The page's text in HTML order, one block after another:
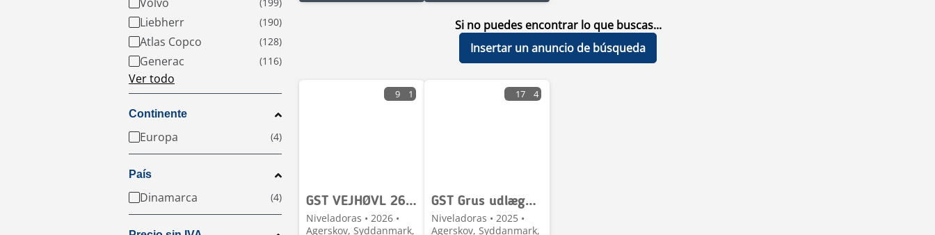
Liebherr
Atlas Copco
Generac
Ver todo
Continente
Europa
País
Dinamarca
Si no puedes encontrar lo que buscas...
Insertar un anuncio de búsqueda
9 1
GST VEJHØVL 2650
Niveladoras • 2026 •
Agerskov, Syddanmark,
17 4
GST Grus udlægger
Niveladoras • 2025 •
Agerskov, Syddanmark,